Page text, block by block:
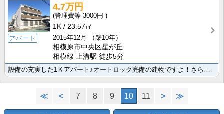
アパート
4.7万円
3000円
1K
23.57㎡
2015年12月
（築10年）
相模原市中央区星が丘
相模線 上溝駅 徒歩5分
設備の充実した1Ｋアパート♪オートロック完備の建物ですよ！さらにインターネット使用料無料になります☆･･･
≪ < 7 8 9 10 11 > ≫